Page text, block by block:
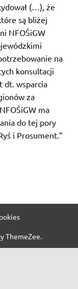
(…), że
są bliżej
NFOŚiGW
na
konsultacji
dt. wsparcia
za
ma
do tej pory
i Prosument.”
ThemeZee.